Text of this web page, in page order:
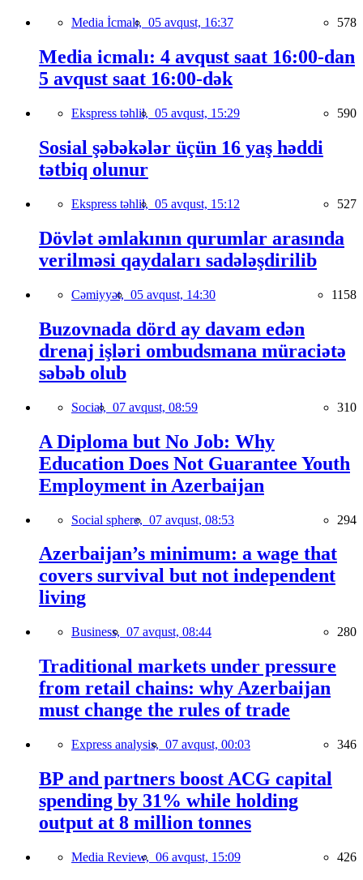
Media İcmalı, 05 avqust, 16:37 578
Media icmalı: 4 avqust saat 16:00-dan
5 avqust saat 16:00-dək
Ekspress təhlil, 05 avqust, 15:29 590
Sosial şəbəkələr üçün 16 yaş həddi
tətbiq olunur
Ekspress təhlil, 05 avqust, 15:12 527
Dövlət əmlakının qurumlar arasında
verilməsi qaydaları sadələşdirilib
Cəmiyyət, 05 avqust, 14:30 1158
Buzovnada dörd ay davam edən
drenaj işləri ombudsmana müraciətə
səbəb olub
Social, 07 avqust, 08:59 310
A Diploma but No Job: Why
Education Does Not Guarantee Youth
Employment in Azerbaijan
Social sphere, 07 avqust, 08:53 294
Azerbaijan’s minimum: a wage that
covers survival but not independent
living
Business, 07 avqust, 08:44 280
Traditional markets under pressure
from retail chains: why Azerbaijan
must change the rules of trade
Express analysis, 07 avqust, 00:03 346
BP and partners boost ACG capital
spending by 31% while holding
output at 8 million tonnes
Media Review, 06 avqust, 15:09 426